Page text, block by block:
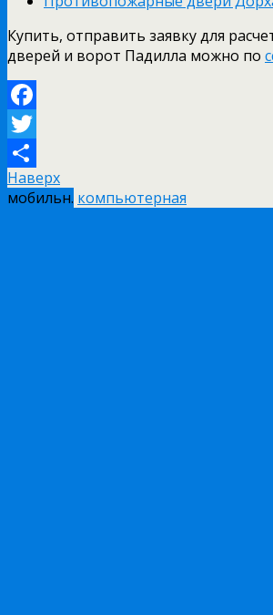
Купить, отправить заявку для
дверей и ворот Падилла можно по
Facebook
Twitter
Отправить
Наверх
мобильн. компьютерная